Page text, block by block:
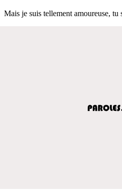
Mais je suis tellement amoureuse, tu